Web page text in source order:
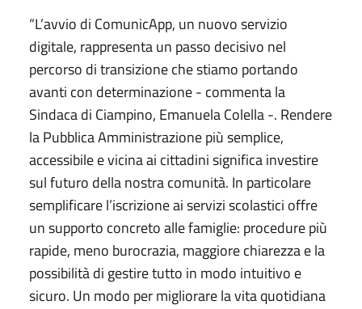
“L’avvio di ComunicApp, un nuovo servizio
digitale, rappresenta un passo decisivo nel
percorso di transizione che stiamo portando
avanti con determinazione - commenta la
Sindaca di Ciampino, Emanuela Colella -. Rendere
la Pubblica Amministrazione più semplice,
accessibile e vicina ai cittadini significa investire
sul futuro della nostra comunità. In particolare
semplificare l’iscrizione ai servizi scolastici offre
un supporto concreto alle famiglie: procedure più
rapide, meno burocrazia, maggiore chiarezza e la
possibilità di gestire tutto in modo intuitivo e
sicuro. Un modo per migliorare la vita quotidiana